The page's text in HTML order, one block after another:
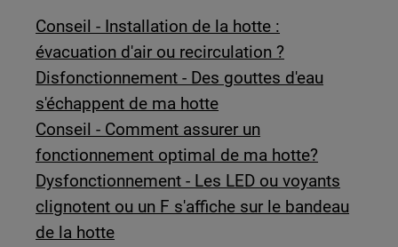
Conseil - Installation de la hotte :
évacuation d'air ou recirculation ?
Disfonctionnement - Des gouttes d'eau
s'échappent de ma hotte
Conseil - Comment assurer un
fonctionnement optimal de ma hotte?
Dysfonctionnement - Les LED ou voyants
clignotent ou un F s'affiche sur le bandeau
de la hotte